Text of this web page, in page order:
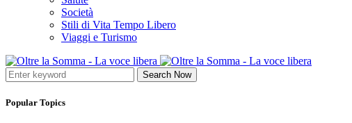
Società
Stili di Vita Tempo Libero
Viaggi e Turismo
Search Now
Popular Topics